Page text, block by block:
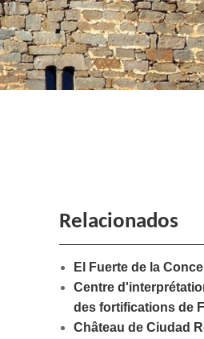
Relacionados
El Fuerte de la
Centre
des fortifications de
Château de Ciudad